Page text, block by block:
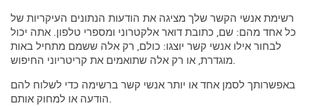
רשימת אנשי הקשר שלך מציגה את הודעות הנתונים העיקריות של
כל אחד מהם: שם, כתובת דואר אלקטרוני ומספרי טלפון. אתה יכול
לבחור אילו אנשי קשר יוצגו: כולם, רק אלה ששמם מתחיל באות
מוגדרת, או רק אלה שתואמים את קריטריוני החיפוש.
באפשרותך לסמן אחד או יותר אנשי קשר ברשימה כדי לשלוח להם
הודעה או למחוק אותם.